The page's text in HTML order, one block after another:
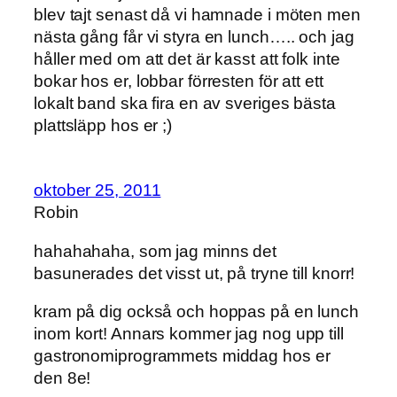
blev tajt senast då vi hamnade i möten men
nästa gång får vi styra en lunch….. och jag
håller med om att det är kasst att folk inte
bokar hos er, lobbar förresten för att ett
lokalt band ska fira en av sveriges bästa
plattsläpp hos er ;)
oktober 25, 2011
Robin
hahahahaha, som jag minns det
basunerades det visst ut, på tryne till knorr!
kram på dig också och hoppas på en lunch
inom kort! Annars kommer jag nog upp till
gastronomiprogrammets middag hos er
den 8e!